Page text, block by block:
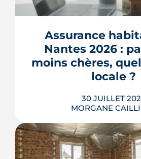
demi. Livraisons de
où en est le chantier,
hameau.
LIRE
Assurance
Nantes 2026 :
moins chères,
locale ?
30 JUILLET
MORGANE